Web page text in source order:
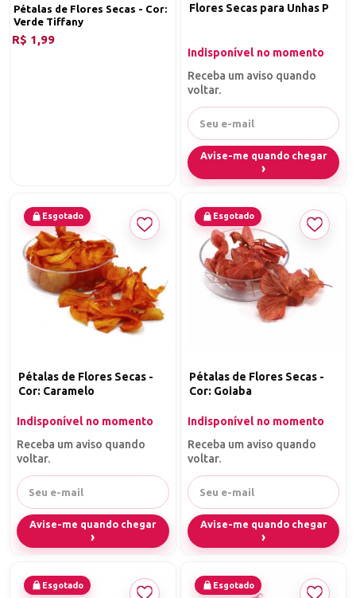
Pétalas de Flores Secas - Cor:
Verde Tiffany
R$ 1,99
Flores Secas para Unhas P
Indisponível no momento
Receba um aviso quando
voltar.
Avise-me quando chegar
Esgotado
Pétalas de Flores Secas -
Cor: Caramelo
Indisponível no momento
Receba um aviso quando
voltar.
Avise-me quando chegar
Esgotado
Pétalas de Flores Secas -
Cor: Goiaba
Indisponível no momento
Receba um aviso quando
voltar.
Avise-me quando chegar
Esgotado Esgotado